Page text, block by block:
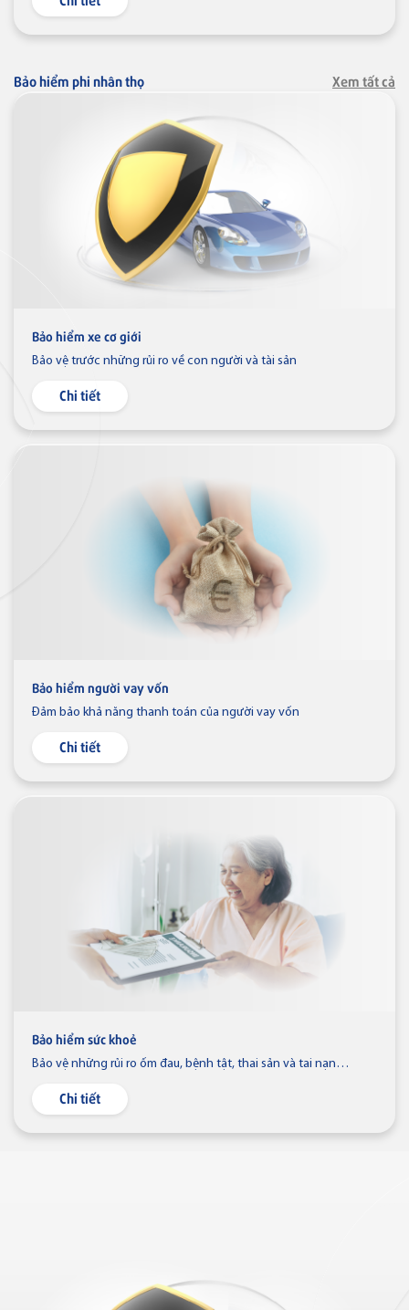
Bảo hiểm phi nhân thọ Xem tất cả
Bảo hiểm xe cơ giới
Bảo vệ trước những rủi ro về con người và tài sản
Chi tiết
Bảo hiểm người vay vốn
Đảm bảo khả năng thanh toán của người vay vốn
Chi tiết
Bảo hiểm sức khoẻ
Bảo vệ những rủi ro ốm đau, bệnh tật, thai sản và tai nạn
Chi tiết
Thẻ JCB
Thẻ tín dụng BVBank JCB Cheer
Thẻ tín dụng
Thẻ tín dụng BVBank JCB Sense
Thẻ tín dụng
Eleven
Thẻ tín dụng
Thẻ tín dụng BVBank JCB Link
Thẻ tín dụng
Thẻ tín dụng BVBank NAPAS
shopON